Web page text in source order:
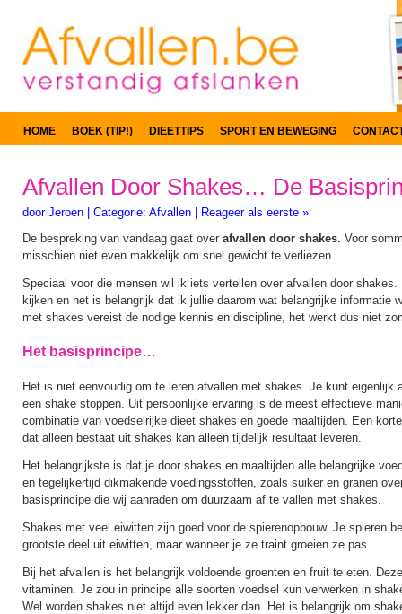
HOME BOEK (TIP!) DIEETTIPS SPORT EN BEWEGING
Afvallen Door Shakes… De
door Jeroen Categorie: Afvallen
Reageer als eerste »
De bespreking van vandaag gaat over afvallen door shakes. Voor
misschien niet even makkelijk om snel gewicht te verliezen.
Speciaal voor die mensen wil ik iets vertellen over afvallen door shakes.
kijken en het is belangrijk dat ik jullie daarom wat belangrijke informatie
met shakes vereist de nodige kennis en discipline, het werkt dus niet
Het basisprincipe…
Het is niet eenvoudig om te leren afvallen met shakes. Je kunt eigenlijk
een shake stoppen. Uit persoonlijke ervaring is de meest effectieve
combinatie van voedselrijke dieet shakes en goede maaltijden. Een
dat alleen bestaat uit shakes kan alleen tijdelijk resultaat leveren.
Het belangrijkste is dat je door shakes en maaltijden alle belangrijke
en tegelijkertijd dikmakende voedingsstoffen, zoals suiker en granen
basisprincipe die wij aanraden om duurzaam af te vallen met shakes.
Shakes met veel eiwitten zijn goed voor de spierenopbouw. Je spieren
grootste deel uit eiwitten, maar wanneer je ze traint groeien ze pas.
Bij het afvallen is het belangrijk voldoende groenten en fruit te eten.
vitaminen. Je zou in principe alle soorten voedsel kun verwerken in
Wel worden shakes niet altijd even lekker dan. Het is belangrijk om